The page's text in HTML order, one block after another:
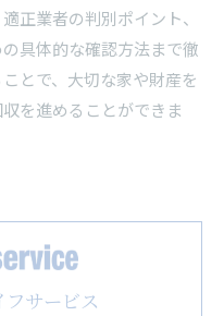
正業者の判別ポイント、
具体的な確認方法まで徹
とで、大切な家や財産を
を進めることができま
サービス